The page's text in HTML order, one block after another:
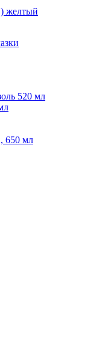
желтый
520 мл
650 мл